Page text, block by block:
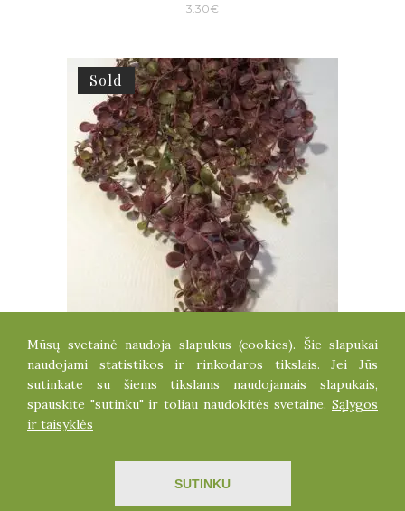
3.30€
Sold
SUKULENTINIS VIJOKLIS
5.20
Visos teisės saugomos dirbtinegele.lt
Mūsų svetainė naudoja slapukus (cookies). Šie slapukai
naudojami statistikos ir rinkodaros tikslais. Jei Jūs
sutinkate su šiems tikslams naudojamais slapukais,
spauskite "sutinku" ir toliau naudokitės svetaine. Sąlygos
ir taisyklės
SUTINKU